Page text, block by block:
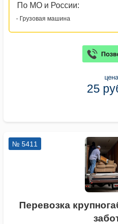
По МО и России:
- Грузовая машина
25
№ 5411
Перевозка